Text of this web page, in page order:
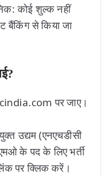
कोई शुल्क नहीं
बैंकिंग से किया जा
पर जाए।
उद्यम (एनएचडीसी
के पद के लिए भर्ती
पर क्लिक करें।